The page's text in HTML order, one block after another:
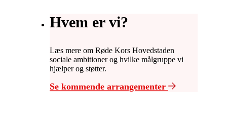
Hvem er vi?
Læs mere om Røde Kors Hovedstaden
sociale ambitioner og hvilke målgruppe vi
hjælper og støtter.
Se kommende arrangementer